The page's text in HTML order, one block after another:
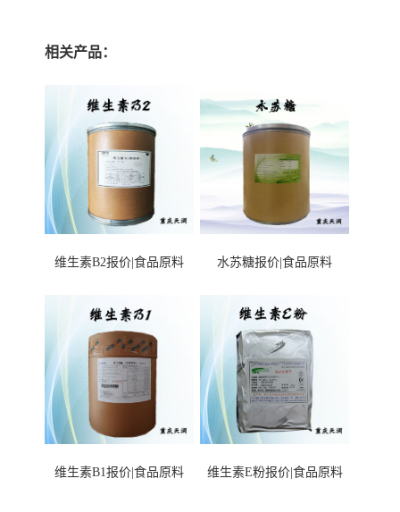
相关产品：
维生素B2报价|食品原料 水苏糖报价|食品原料
维生素B1报价|食品原料 维生素E粉报价|食品原料